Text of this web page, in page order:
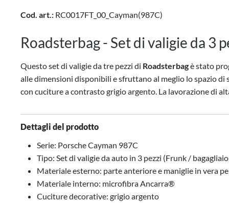
Cod. art.: RC0017FT_00_Cayman(987C)
Roadsterbag - Set di valigie da 3
Questo set di valigie da tre pezzi di Roadsterbagè stato
alle dimensioni disponibili e sfruttano al meglio lo spazio di
con cuciture a contrasto grigio argento. La lavorazione di
Dettagli del prodotto
Serie: Porsche Cayman 987C
Tipo: Set di valigie da auto in 3 pezzi (Frunk /
Materiale esterno: parte anteriore e maniglie in vera
Materiale interno: microfibra Ancarra®
Cuciture decorative: grigio argento